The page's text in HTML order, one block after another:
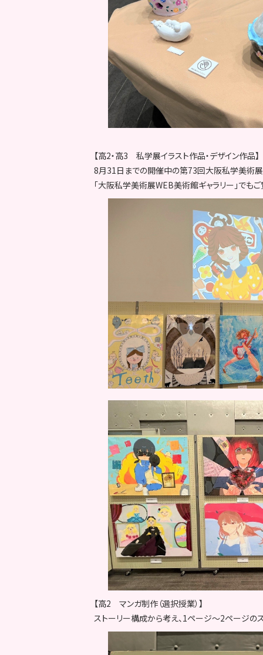
【高2・高3 私学展イラスト作品・デザイン作品】
8月31日までの開催中の第73回大阪私学美術
「大阪私学美術展WEB美術館ギャラリー」でもご
【高2 マンガ制作（選択授業）】
ストーリー構成から考え、1ページ～2ページの